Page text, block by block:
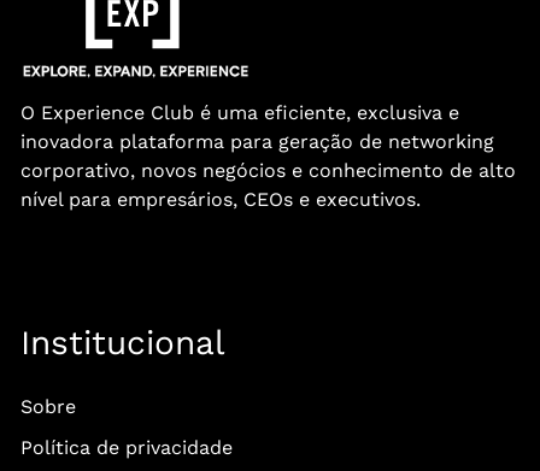
O Experience Club é uma eficiente, exclusiva e
inovadora plataforma para geração de networking
corporativo, novos negócios e conhecimento de alto
nível para empresários, CEOs e executivos.
Institucional
Sobre
Política de privacidade